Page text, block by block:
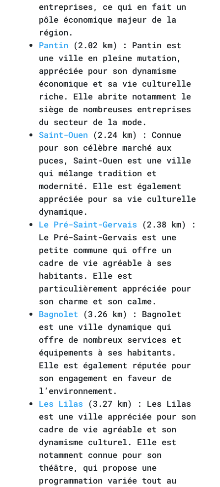
entreprises, ce qui en fait un
pôle économique majeur de la
région.
Pantin (2.02 km) : Pantin est
une ville en pleine mutation,
appréciée pour son dynamisme
économique et sa vie culturelle
riche. Elle abrite notamment le
siège de nombreuses entreprises
du secteur de la mode.
Saint-Ouen (2.24 km) : Connue
pour son célèbre marché aux
puces, Saint-Ouen est une ville
qui mélange tradition et
modernité. Elle est également
appréciée pour sa vie culturelle
dynamique.
Le Pré-Saint-Gervais (2.38 km) :
Le Pré-Saint-Gervais est une
petite commune qui offre un
cadre de vie agréable à ses
habitants. Elle est
particulièrement appréciée pour
son charme et son calme.
Bagnolet (3.26 km) : Bagnolet
est une ville dynamique qui
offre de nombreux services et
équipements à ses habitants.
Elle est également réputée pour
son engagement en faveur de
l’environnement.
Les Lilas (3.27 km) : Les Lilas
est une ville appréciée pour son
cadre de vie agréable et son
dynamisme culturel. Elle est
notamment connue pour son
théâtre, qui propose une
programmation variée tout au